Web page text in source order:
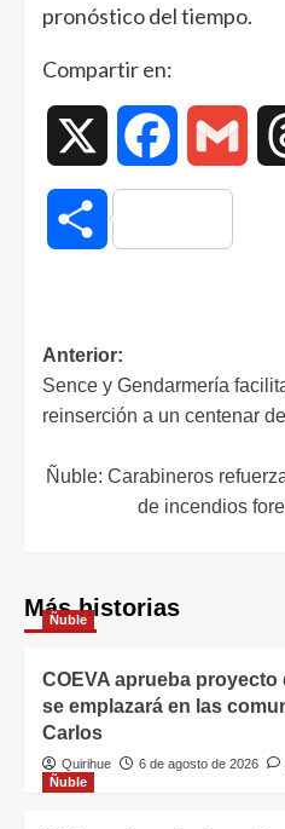
pronóstico del tiempo.
Compartir en:
Facebook
Compartir
Anterior:
Sence y Gendarmería
reinserción a un centenar
Ñuble: Carabineros
de incendios
Más historias
Ñuble
COEVA aprueba
se emplazará en las
Carlos
Quirihue 6 de agosto de 2026
Ñuble